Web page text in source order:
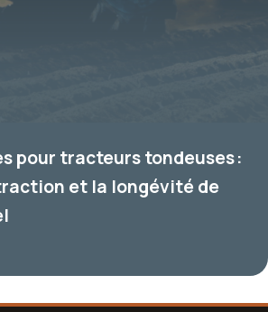
pour tracteurs tondeuses :
et la longévité de